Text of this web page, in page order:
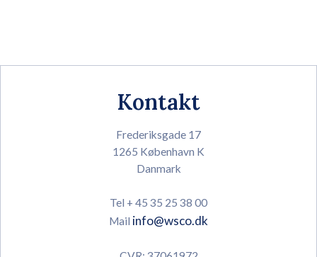
Kontakt
Frederiksgade 17
1265 København K
Danmark
Tel + 45 35 25 38 00
Mail info@wsco.dk